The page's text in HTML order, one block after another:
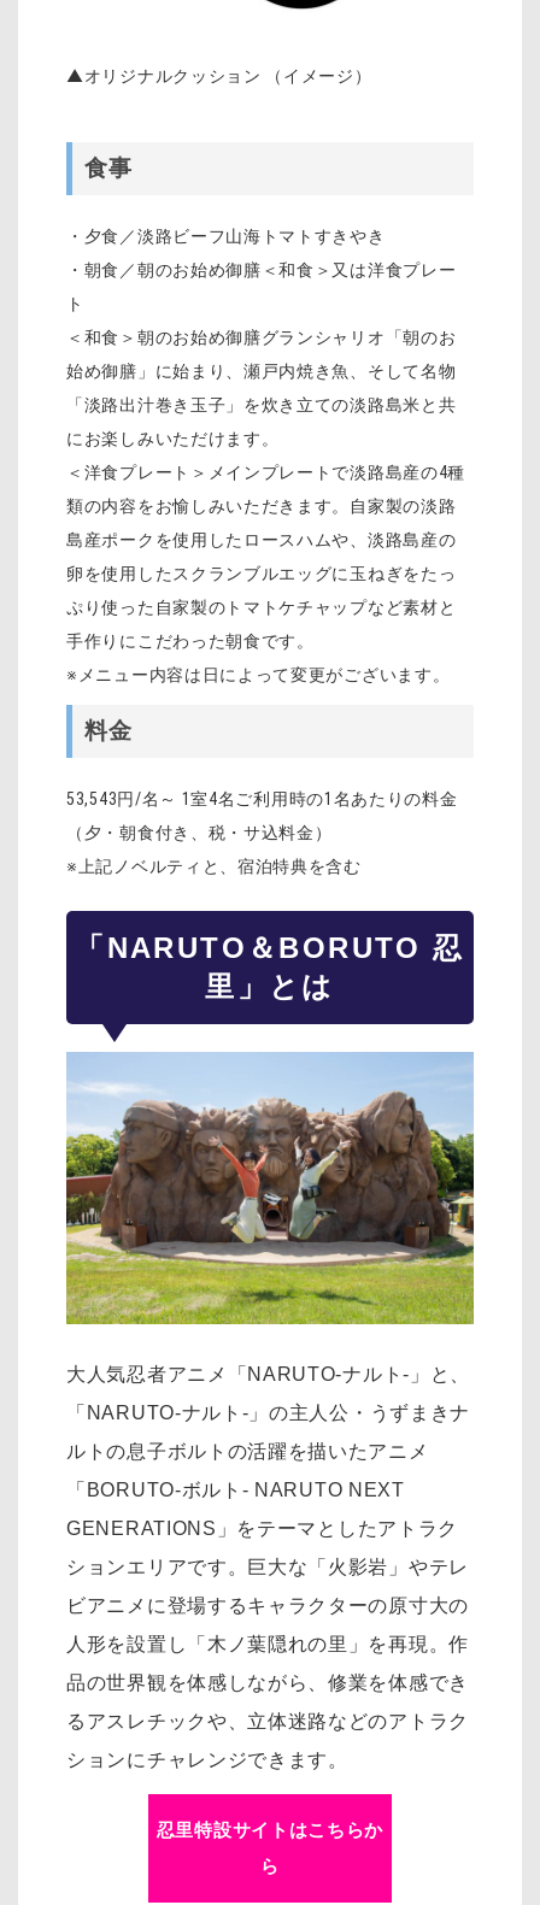
▲オリジナルクッション （イメージ）
食事
・夕食／淡路ビーフ山海トマトすきやき
・朝食／朝のお始め御膳＜和食＞又は洋食プレー
ト
＜和食＞朝のお始め御膳グランシャリオ「朝のお
始め御膳」に始まり、瀬戸内焼き魚、そして名物
「淡路出汁巻き玉子」を炊き立ての淡路島米と共
にお楽しみいただけます。
＜洋食プレート＞メインプレートで淡路島産の4種
類の内容をお愉しみいただきます。自家製の淡路
島産ポークを使用したロースハムや、淡路島産の
卵を使用したスクランブルエッグに玉ねぎをたっ
ぷり使った自家製のトマトケチャップなど素材と
手作りにこだわった朝食です。
※メニュー内容は日によって変更がございます。
料金
53,543円/名～ 1室4名ご利用時の1名あたりの料金
（夕・朝食付き、税・サ込料金）
※上記ノベルティと、宿泊特典を含む
「NARUTO＆BORUTO 忍
里」とは
大人気忍者アニメ「NARUTO-ナルト-」と、
「NARUTO-ナルト-」の主人公・うずまきナ
ルトの息子ボルトの活躍を描いたアニメ
「BORUTO-ボルト- NARUTO NEXT
GENERATIONS」をテーマとしたアトラク
ションエリアです。巨大な「火影岩」やテレ
ビアニメに登場するキャラクターの原寸大の
人形を設置し「木ノ葉隠れの里」を再現。作
品の世界観を体感しながら、修業を体感でき
るアスレチックや、立体迷路などのアトラク
ションにチャレンジできます。
忍里特設サイトはこちらか
ら